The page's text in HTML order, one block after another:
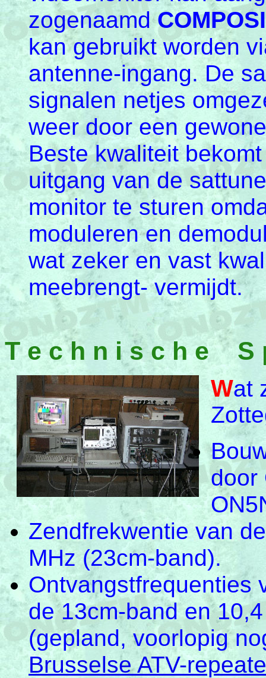
zogenaamd
kan gebruikt worden
antenne-ingang. De
signalen netjes
weer door een
Beste kwaliteit
uitgang van de
monitor te sturen
moduleren en
wat zeker en vast
meebrengt- vermijdt.
T e c h n i s c h e S
Wat
door
Zendfrekwentie van
MHz (23cm-band).
Ontvangstfrequenties
de 13cm-band en
(gepland, voorlopig
Brusselse ATV-